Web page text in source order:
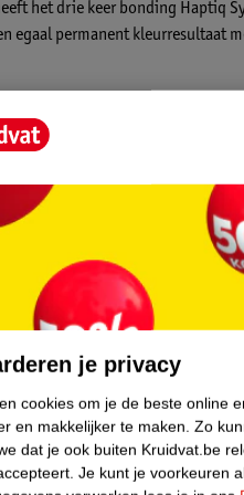
het drie keer bonding Haptiq
egaal permanent kleurresultaat
Verzorgende
perfect voor op het
zones voor een egaal
voor een prachtige kleur.
laag en creëert nieuwe
gebruiksaanwijzing
je privacy
cookies om je de beste online
en makkelijker te maken. Zo
dat je ook buiten Kruidvat.be
Je kunt je voorkeuren